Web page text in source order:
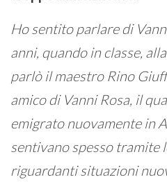
Ho sentito parlare di
anni, quando in classe,
parlò il maestro Rino
amico di Vanni Rosa, il
emigrato nuovamente in
sentivano spesso tramite
riguardanti situazioni